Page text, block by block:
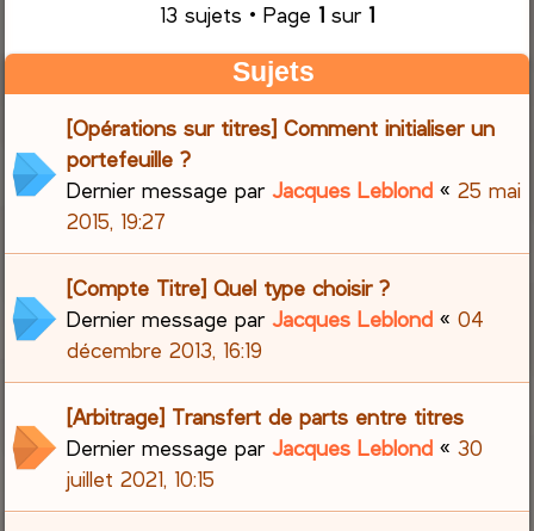
c
h
r
13 sujets • Page 1 sur 1
Sujets
[Opérations sur titres] Comment initialiser un
portefeuille ?
Dernier message parJacques Leblond «25 mai
2015, 19:27
[Compte Titre] Quel type choisir ?
Dernier message parJacques Leblond «04
décembre 2013, 16:19
[Arbitrage] Transfert de parts entre titres
Dernier message parJacques Leblond «30
juillet 2021, 10:15